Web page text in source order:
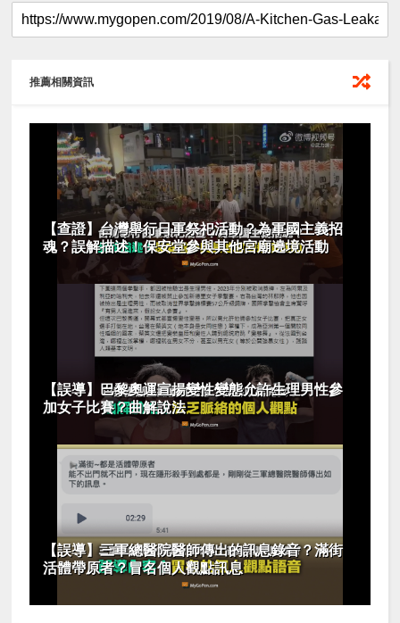
推薦相關資訊
【查證】台灣舉行日軍祭祀活動？為軍國主義招
魂？誤解描述！保安堂參與其他宮廟遶境活動
【誤導】巴黎奧運宣揚變性變態允許生理男性參
加女子比賽？曲解說法
【誤導】三軍總醫院醫師傳出的訊息錄音？滿街
活體帶原者？冒名個人觀點訊息